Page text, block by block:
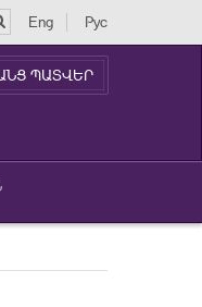
Eng Рус
ՊԱՏՎԵՐ